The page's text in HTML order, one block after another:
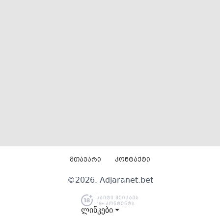
მთავარი კონტაქტი
ლინკები ⏷
©2026. Adjaranet.bet